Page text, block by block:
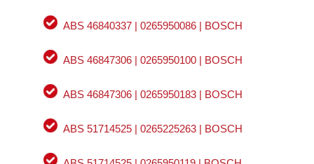
ABS 46840337 | 0265950086 | BOSCH
ABS 46847306 | 0265950100 | BOSCH
ABS 46847306 | 0265950183 | BOSCH
ABS 51714525 | 0265225263 | BOSCH